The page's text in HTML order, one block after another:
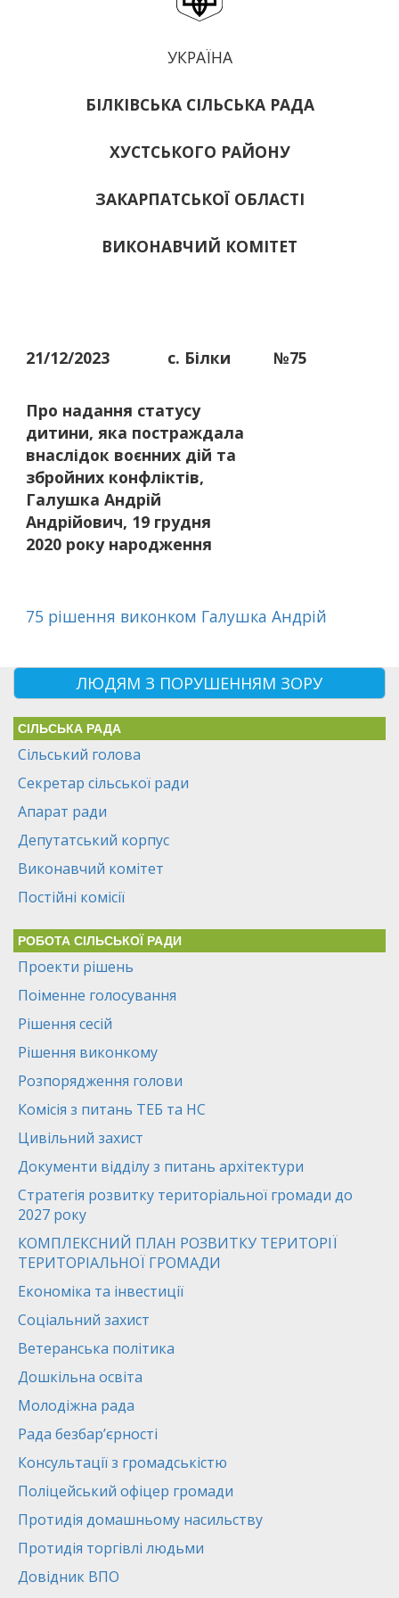
УКРАЇНА
БІЛКІВСЬКА СІЛЬСЬКА РАДА
ХУСТСЬКОГО РАЙОНУ
ЗАКАРПАТСЬКОЇ ОБЛАСТІ
ВИКОНАВЧИЙ КОМІТЕТ
21/12/2023 с. Білки №75
Про надання статусу
дитини, яка постраждала
внаслідок воєнних дій та
збройних конфліктів,
Галушка Андрій
Андрійович, 19 грудня
2020 року народження
75 рішення виконком Галушка Андрій
ЛЮДЯМ З ПОРУШЕННЯМ ЗОРУ
СІЛЬСЬКА РАДА
Сільський голова
Секретар сільської ради
Апарат ради
Депутатський корпус
Виконавчий комітет
Постійні комісії
РОБОТА СІЛЬСЬКОЇ РАДИ
Проекти рішень
Поіменне голосування
Рішення сесій
Рішення виконкому
Розпорядження голови
Комісія з питань ТЕБ та НС
Цивільний захист
Документи відділу з питань архітектури
Стратегія розвитку територіальної громади до
2027 року
КОМПЛЕКСНИЙ ПЛАН РОЗВИТКУ ТЕРИТОРІЇ
ТЕРИТОРІАЛЬНОЇ ГРОМАДИ
Економіка та інвестиції
Соціальний захист
Ветеранська політика
Дошкільна освіта
Молодіжна рада
Рада безбар’єрності
Консультації з громадськістю
Поліцейський офіцер громади
Протидія домашньому насильству
Протидія торгівлі людьми
Довідник ВПО